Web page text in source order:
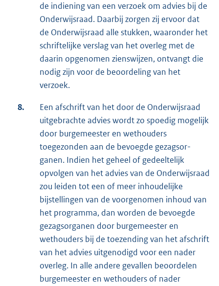
de indiening van een verzoek om advies bij de
Onderwijsraad. Daarbij zorgen zij ervoor dat
de Onderwijsraad alle stukken, waaronder het
schriftelijke verslag van het overleg met de
daarin opgenomen ziens­wijzen, ontvangt die
nodig zijn voor de beoordeling van het
verzoek.
8.
Een afschrift van het door de Onderwijsraad
uitgebrachte advies wordt zo spoedig moge­lijk
door burgemeester en wethouders
toegezonden aan de bevoegde gezagsor­
ganen. In­dien het geheel of gedeeltelijk
opvolgen van het advies van de Onderwijs­raad
zou leiden tot een of meer inhoudelijke
bijstellingen van de voorgenomen inhoud van
het programma, dan worden de bevoegde
gezagsorganen door burgemeester en
wethouders bij de toe­zending van het afschrift
van het advies uitgenodigd voor een nader
overleg. In alle andere gevallen beoordelen
burgemeester en wethouders of nader